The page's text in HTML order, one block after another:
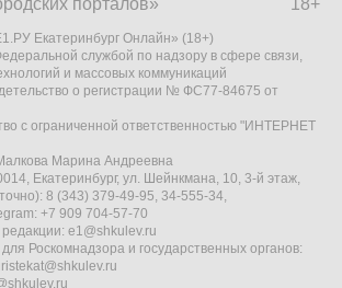
18+
порталов»
Екатеринбург Онлайн» (18+)
службой по надзору в сфере связи,
и массовых коммуникаций
о регистрации № ФС77-84675 от
с ограниченной ответственностью "ИНТЕРНЕТ
Марина Андреевна
Екатеринбург, ул. Шейнкмана, 10, 3-й этаж,
8 (343) 379-49-95, 34-555-34,
+7 909 704-57-70
e1@shkulev.ru
Роскомнадзора и государственных органов: